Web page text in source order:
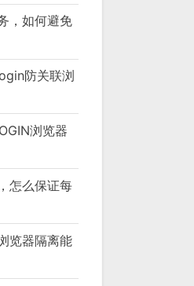
，如何避免
防关联浏
浏览器
怎么保证每
览器隔离能